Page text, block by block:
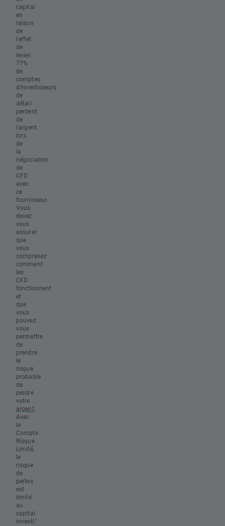
capital
en
raison
de
l'effet
de
levier.
77%
de
comptes
d'investisseurs
de
détail
perdent
de
l'argent
lors
de
la
négociation
de
CFD
avec
ce
fournisseur.
Vous
devez
vous
assurer
que
vous
comprenez
comment
les
CFD
fonctionnent
et
que
vous
pouvez
vous
permettre
de
prendre
le
risque
probable
de
perdre
votre
argent.
Avec
le
Compte
Risque
Limité,
le
risque
de
pertes
est
limité
au
capital
investi."